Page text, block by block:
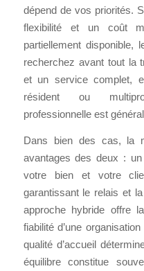
dépend de vos priorités.
flexibilité et un coût
partiellement disponible,
recherchez avant tout la
et un service complet,
résident ou
professionnelle est
Dans bien des cas, la
avantages des deux :
votre bien et votre
garantissant le relais et
approche hybride offre
fiabilité d’une
qualité d’accueil
équilibre constitue